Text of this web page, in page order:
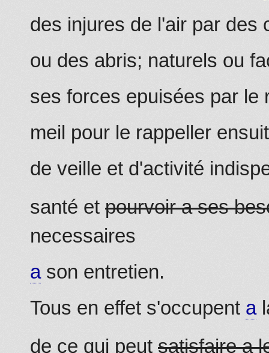
des injures de l'air par des
ou des abris; naturels ou
ses forces epuisées par le
meil pour le rappeller
de veille et d'activité
santé et pourvoir a ses
necessaires
ason entretien.
Tous en effet s'occupent a
de ce qui peut satisfaire a